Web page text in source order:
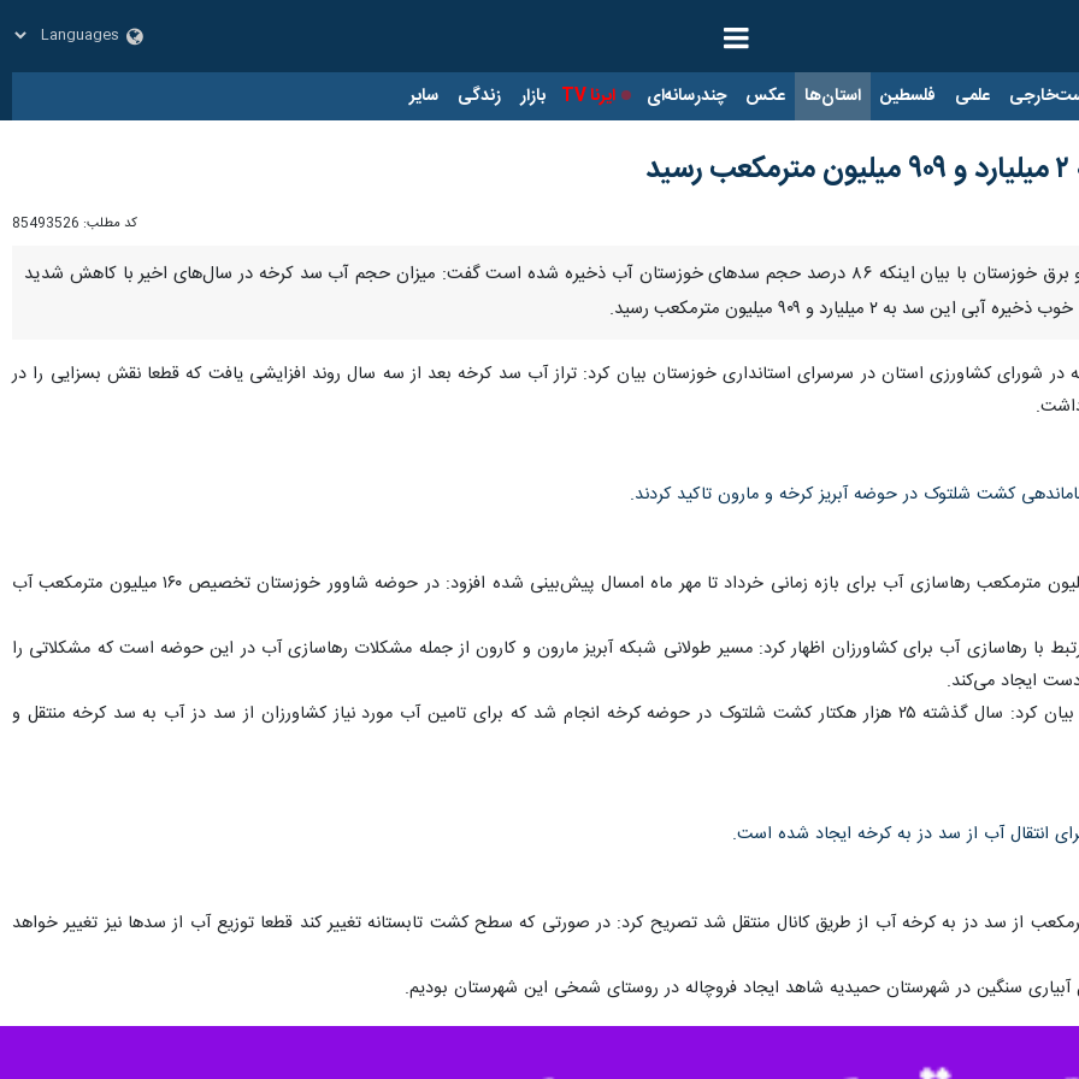
علمی فلسطین استان‌ها عکس چندرسانه‌ای ایرنا TV بازار زندگی سایر
کد مطلب: 85493526